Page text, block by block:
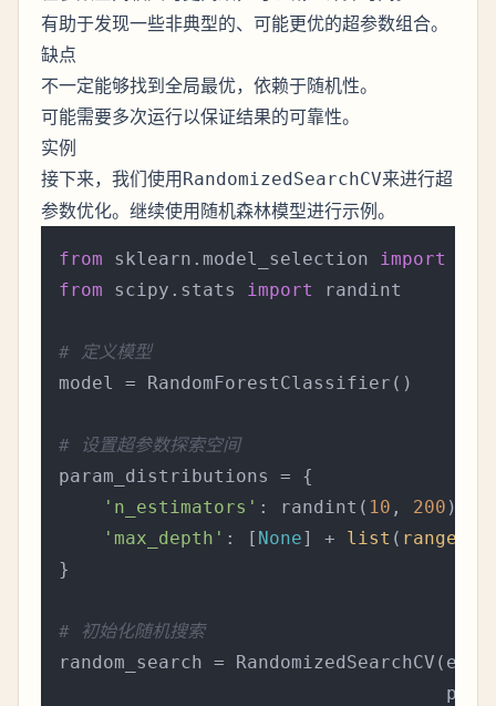
有助于发现一些非典型的、可能更优的超参数组合。
缺点
不一定能够找到全局最优，依赖于随机性。
可能需要多次运行以保证结果的可靠性。
实例
接下来，我们使用RandomizedSearchCV来进行超
参数优化。继续使用随机森林模型进行示例。
from sklearn.model_selection import
from scipy.stats import randint
# 定义模型
model = RandomForestClassifier()
# 设置超参数探索空间
param_distributions = {
'n_estimators' : randint( 10 , 200 ),
'max_depth' : [ None] + list ( range
}
# 初始化随机搜索
random_search =